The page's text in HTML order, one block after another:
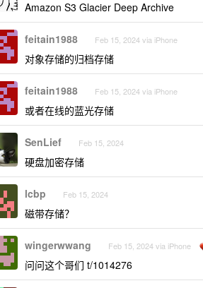
Amazon S3 Glacier Deep Archive
feitain1988 Feb 15, 2024 via iPhone
对象存储的归档存储
feitain1988 Feb 15, 2024 via iPhone
或者在线的蓝光存储
SenLief Feb 15, 2024
硬盘加密存储
lcbp Feb 15, 2024
磁带存储？
wingerwwang Feb 15, 2024 via iPhone
问问这个哥们 t/1014276